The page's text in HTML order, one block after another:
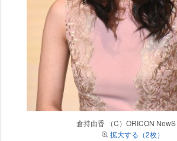
倉持由香 （C）ORICON NewS
拡大する（2枚）